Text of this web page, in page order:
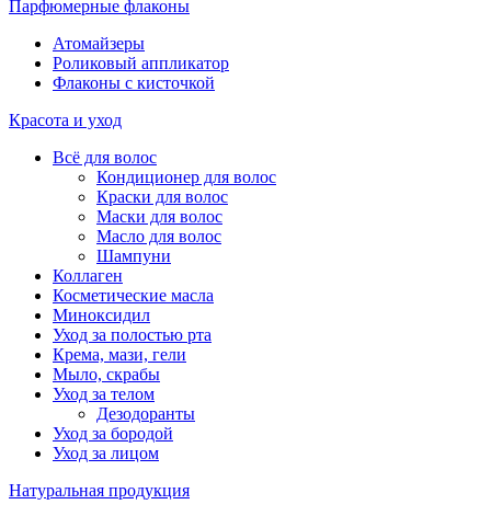
Парфюмерные флаконы
Атомайзеры
Роликовый аппликатор
Флаконы с кисточкой
Красота и уход
Всё для волос
Кондиционер для волос
Краски для волос
Маски для волос
Масло для волос
Шампуни
Коллаген
Косметические масла
Миноксидил
Уход за полостью рта
Крема, мази, гели
Мыло, скрабы
Уход за телом
Дезодоранты
Уход за бородой
Уход за лицом
Натуральная продукция